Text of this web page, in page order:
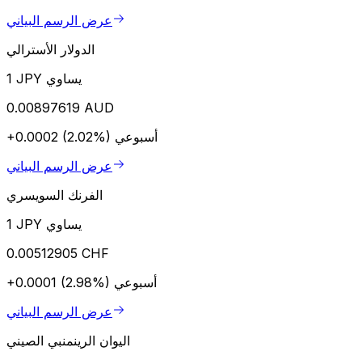
عرض الرسم البياني
الدولار الأسترالي
1 JPY يساوي
0.00897619 AUD
+0.0002 (2.02%) أسبوعي
عرض الرسم البياني
الفرنك السويسري
1 JPY يساوي
0.00512905 CHF
+0.0001 (2.98%) أسبوعي
عرض الرسم البياني
اليوان الرينمنبي الصيني